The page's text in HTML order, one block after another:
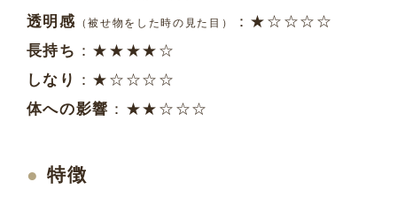
透明感
（被せ物をした時の見た目）
：★☆☆☆☆
長持ち ：★★★★☆
しなり
：★☆☆☆☆
体への影響 ：★★☆☆☆
特徴